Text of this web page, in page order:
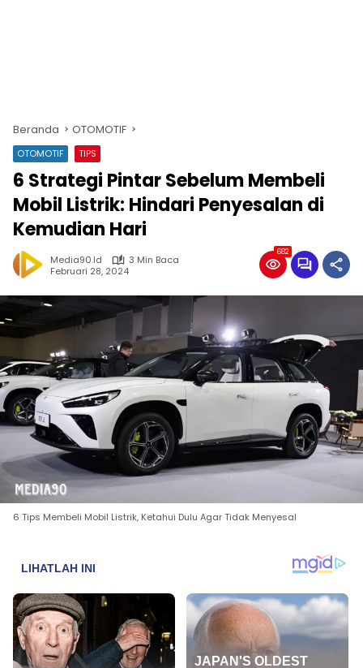
Beranda OTOMOTIF
OTOMOTIF TIPS
6 Strategi Pintar Sebelum Membeli
Mobil Listrik: Hindari Penyesalan di
Kemudian Hari
Media90.id
3 Min Baca
Februari 28, 2024
682
6 Tips Membeli Mobil Listrik, Ketahui Dulu Agar Tidak Menyesal